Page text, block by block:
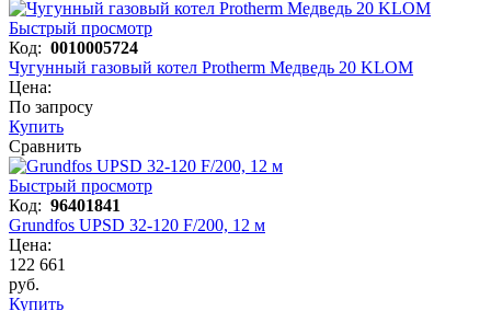
Быстрый просмотр
Код: 0010005724
Чугунный газовый котел Protherm Медведь 20 KLOM
Цена:
По запросу
Купить
Сравнить
Быстрый просмотр
Код: 96401841
Grundfos UPSD 32-120 F/200, 12 м
Цена:
122 661
руб.
Купить